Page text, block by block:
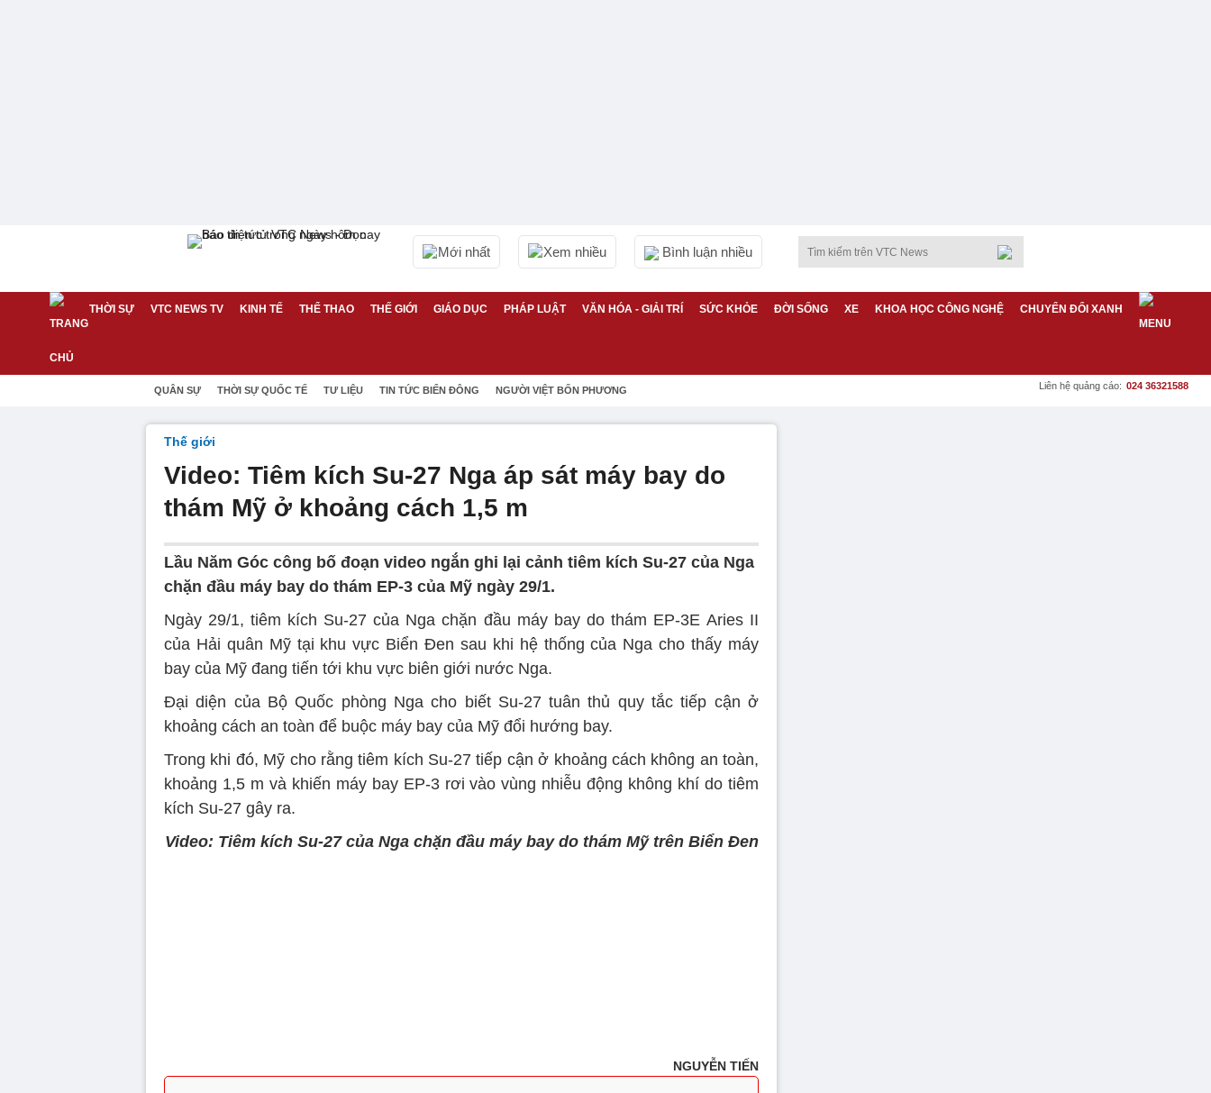
Mới nhất Xem nhiều Bình luận nhiều
THỜI SỰ VTC NEWS TV KINH TẾ THỂ THAO THẾ GIỚI GIÁO DỤC PHÁP LUẬT VĂN HÓA - GIẢI TRÍ SỨC KHỎE ĐỜI SỐNG XE KHOA HỌC CÔNG NGHỆ CHUYỂN ĐỔI XANH
QUÂN SỰ THỜI SỰ QUỐC TẾ TƯ LIỆU TIN TỨC BIỂN ĐÔNG NGƯỜI VIỆT BỐN PHƯƠNG Liên hệ quảng cáo: 024 36321588
Thế giới
Video: Tiêm kích Su-27 Nga áp sát máy bay do
thám Mỹ ở khoảng cách 1,5 m
Lầu Năm Góc công bố đoạn video ngắn ghi lại cảnh tiêm kích Su-27 của Nga
chặn đầu máy bay do thám EP-3 của Mỹ ngày 29/1.
Ngày 29/1, tiêm kích Su-27 của Nga chặn đầu máy bay do thám ЕР-3Е Aries II
của Hải quân Mỹ tại khu vực Biển Đen sau khi hệ thống của Nga cho thấy máy
bay của Mỹ đang tiến tới khu vực biên giới nước Nga.
Đại diện của Bộ Quốc phòng Nga cho biết Su-27 tuân thủ quy tắc tiếp cận ở
khoảng cách an toàn để buộc máy bay của Mỹ đổi hướng bay.
Trong khi đó, Mỹ cho rằng tiêm kích Su-27 tiếp cận ở khoảng cách không an toàn,
khoảng 1,5 m và khiến máy bay EP-3 rơi vào vùng nhiễu động không khí do tiêm
kích Su-27 gây ra.
Video: Tiêm kích Su-27 của Nga chặn đầu máy bay do thám Mỹ trên Biển Đen
NGUYỄN TIẾN